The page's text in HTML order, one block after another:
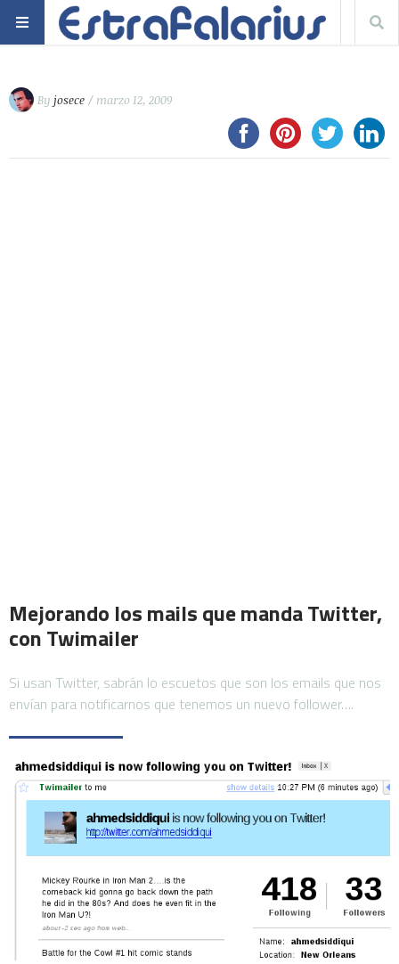
By josece / marzo 12, 2009
Mejorando los mails que manda Twitter,
con Twimailer
Si usan Twitter, sabrán lo escuetos que son los emails que nos
envían para notificarnos que tenemos un nuevo follower….